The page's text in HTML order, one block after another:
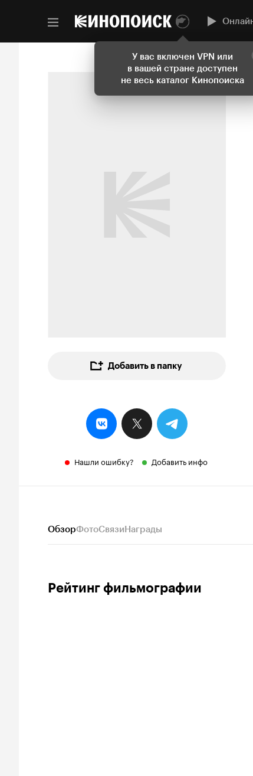
У вас включен VPN или
в вашей стране доступен
не весь каталог Кинопоиска
Добавить в папку
Нашли ошибку? Добавить инфо
ОбзорФотоСвязиНаграды
Рейтинг фильмографии